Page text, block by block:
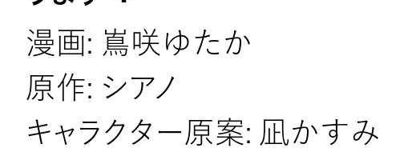
漫画: 嶌咲ゆたか
原作: シアノ
キャラクター原案: 凪かすみ